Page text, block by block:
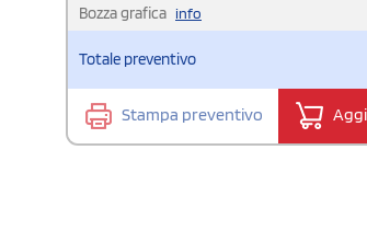
Bozza grafica info
Totale preventivo
Stampa preventivo